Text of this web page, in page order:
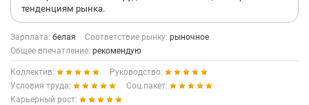
тенденциям рынка.
Зарплата: белая Соответствие рынку: рыночное
Общее впечатление: рекомендую
Коллектив:
Руководство:
Условия труда:
Соц.пакет:
Карьерный рост: